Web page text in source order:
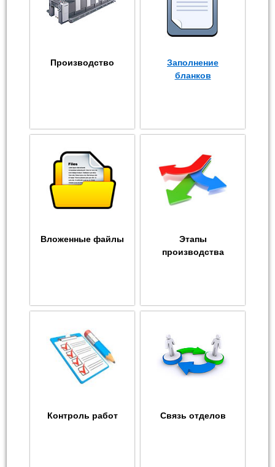
Производство
Заполнение
бланков
Вложенные файлы
Этапы
производства
Контроль работ Связь отделов